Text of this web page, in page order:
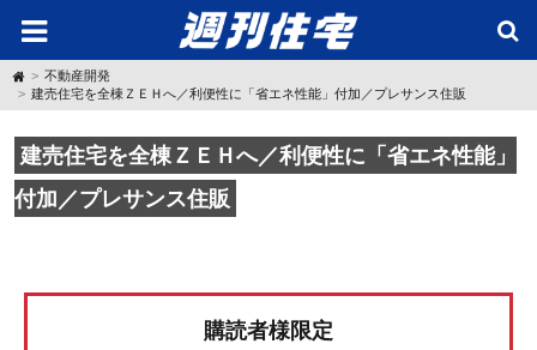
H
o
m
不動産開発
建売住宅を全棟ＺＥＨへ／利便性に「省エネ性能」付加／プレサンス住販
建売住宅を全棟ＺＥＨへ／利便性に「省エネ性能」
付加／プレサンス住販
購読者様限定